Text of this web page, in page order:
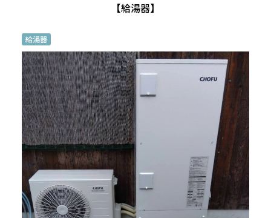
【給湯器】
給湯器